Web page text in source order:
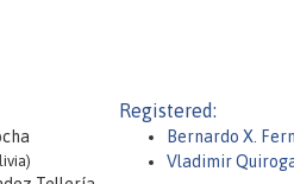
Registered:
Bernardo X.
Vladimir